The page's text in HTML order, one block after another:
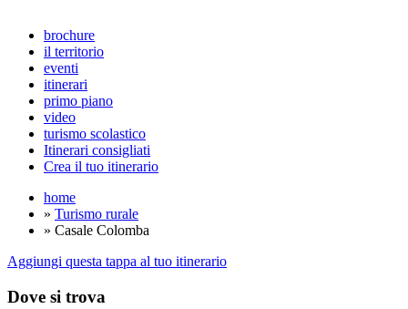
brochure
il territorio
eventi
itinerari
primo piano
video
turismo scolastico
Itinerari consigliati
Crea il tuo itinerario
home
» Turismo rurale
» Casale Colomba
Aggiungi questa tappa al tuo itinerario
Dove si trova